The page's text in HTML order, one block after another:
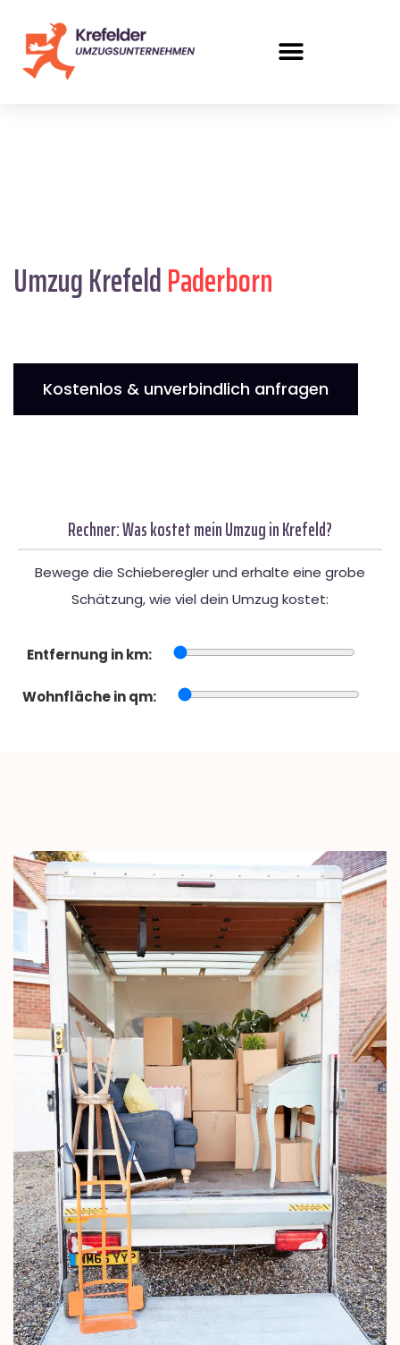
Umzug KrefeldPaderborn
Kostenlos & unverbindlich anfragen
Rechner: Was kostet mein Umzug in Krefeld?
Bewege die Schieberegler und erhalte eine grobe
Schätzung, wie viel dein Umzug kostet:
Entfernung in km:
Wohnfläche in qm: